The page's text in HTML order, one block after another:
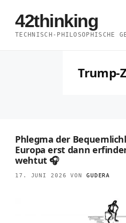
Inhalt
springen
42thinking
TECHNISCH-PHILOSOPHISCHE
Trump-
Phlegma der
Europa erst dann
wehtut 🎧
17. JUNI 2026 VON GUDERA